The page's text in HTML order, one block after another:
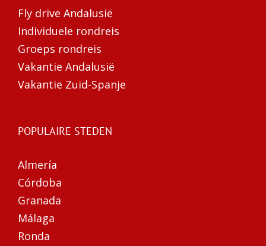
Fly drive Andalusië
Individuele rondreis
Groeps rondreis
Vakantie Andalusië
Vakantie Zuid-Spanje
POPULAIRE STEDEN
Almería
Córdoba
Granada
Málaga
Ronda